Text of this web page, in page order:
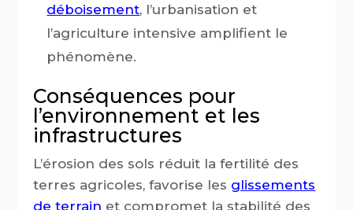
déboisement, l’urbanisation et
l’agriculture intensive amplifient le
phénomène.
Conséquences pour
l’environnement et les
infrastructures
L’érosion des sols réduit la fertilité des
terres agricoles, favorise les glissements
de terrain et compromet la stabilité des